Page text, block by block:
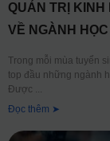
QUẢN TRỊ KINH
VỀ NGÀNH
Trong mỗi mùa tuyển
top đầu những ngành
Được
Đọc thêm ➤